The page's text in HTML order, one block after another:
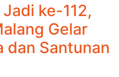
ke-112,
Gelar
dan Santunan